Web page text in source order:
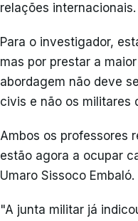
relações internacionais.
Para o investigador,
mas por prestar a
abordagem não deve
civis e não os militares
Ambos os professores
estão agora a ocupar
Umaro Sissoco Embaló.
"A junta militar já